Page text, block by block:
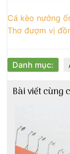
Cá kèo nướng
Thơ đượm vị
Danh mục:
Bài viết cùng